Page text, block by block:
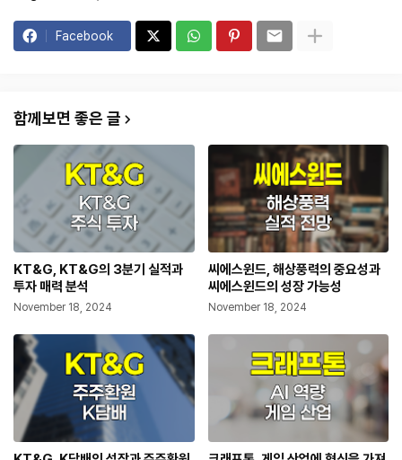
Facebook
함께보면 좋은 글
KT&G, KT&G의 3분기 실적과
투자 매력 분석
November 18, 2024
씨에스윈드, 해상풍력의 중요성과
씨에스윈드의 성장 가능성
November 18, 2024